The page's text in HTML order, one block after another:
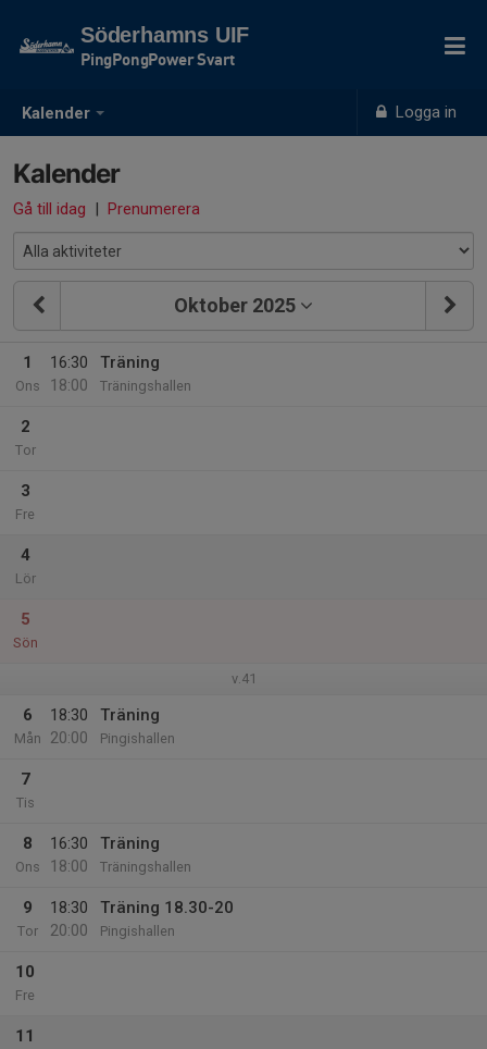
Kalender Logga in
Söderhamns UIF
PingPongPower Svart
Kalender
Gå till idag | Prenumerera
Oktober 2025
1
Ons
16:30
18:00
Träning
Träningshallen
2
Tor
3
Fre
4
Lör
5
Sön
v.41
6
Mån
18:30
20:00
Träning
Pingishallen
7
Tis
8
Ons
16:30
18:00
Träning
Träningshallen
9
Tor
18:30
20:00
Träning 18.30-20
Pingishallen
10
Fre
11